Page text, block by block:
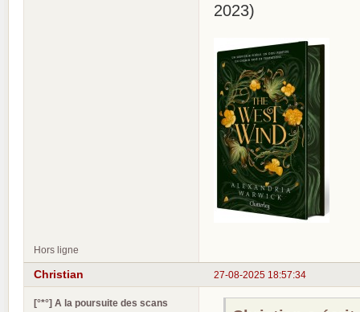
2023)
Hors ligne
27-08-2025 18:57:34
Christian
[°*°] A la poursuite des scans